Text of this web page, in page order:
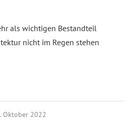
als wichtigen Bestandteil
nicht im Regen stehen
Oktober 2022